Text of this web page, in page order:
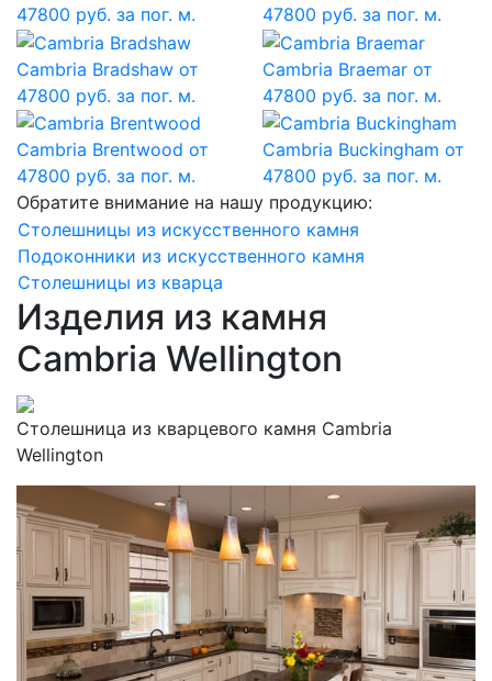
47800 руб. за пог. м.
47800 руб. за пог. м.
Cambria Bradshaw от
47800 руб. за пог. м.
Cambria Braemar от
47800 руб. за пог. м.
Cambria Brentwood от
47800 руб. за пог. м.
Cambria Buckingham от
47800 руб. за пог. м.
Обратите внимание на нашу продукцию:
Столешницы из искусственного камня
Подоконники из искусственного камня
Столешницы из кварца
Изделия из камня
Cambria Wellington
Столешница из кварцевого камня Cambria
Wellington